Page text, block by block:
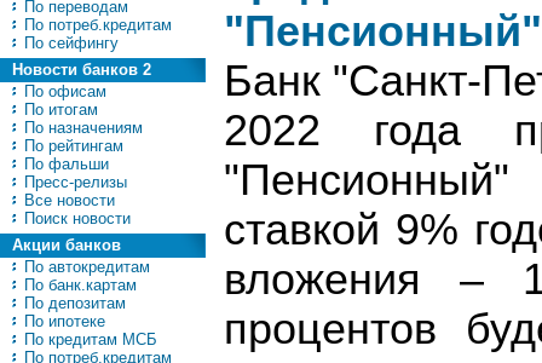
По переводам
По потреб.кредитам
По сейфингу
Новости банков 2
По офисам
По итогам
По назначениям
По рейтингам
По фальши
Пресс-релизы
Все новости
Поиск новости
Акции банков
По автокредитам
По банк.картам
По депозитам
По ипотеке
По кредитам МСБ
По потреб.кредитам
"Пенсионный"
Банк "Санкт-
2022 года
ставкой 9%
вложения –
процентов